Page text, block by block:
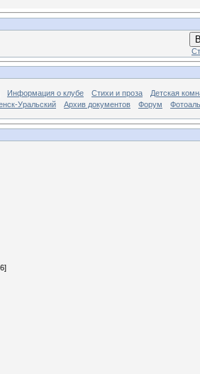
Информация о клубе Стихи и проза
Детская
Уральский
Архив документов Форум